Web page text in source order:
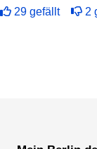
29 gefällt 2